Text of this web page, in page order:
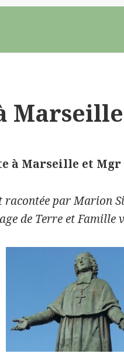
à Marseille et Mgr
racontée par Marion
de Terre et Famille